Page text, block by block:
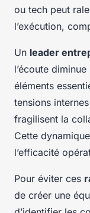
ou tech peut
l’exécution,
Un leader
l’écoute
éléments
tensions
fragilisent la
Cette
l’efficacité
Pour éviter ces
de créer une